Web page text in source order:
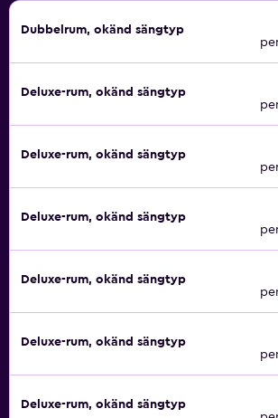
Dubbelrum, okänd sängtyp
Deluxe-rum, okänd sängtyp
Deluxe-rum, okänd sängtyp
Deluxe-rum, okänd sängtyp
Deluxe-rum, okänd sängtyp
Deluxe-rum, okänd sängtyp
Deluxe-rum, okänd sängtyp